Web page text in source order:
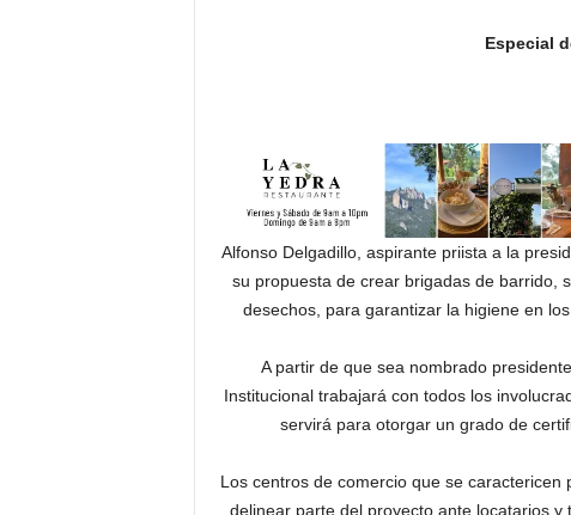
Especial
Alfonso Delgadillo, aspirante priista a la
su propuesta de crear brigadas de barrido,
desechos, para garantizar la higiene en
A partir de que sea nombrado
Institucional trabajará con todos los
servirá para otorgar un grado de
Los centros de comercio que se
delinear parte del proyecto ante locatarios